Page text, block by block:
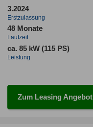
3.2024
Erstzulassung
48 Monate
Laufzeit
ca. 85 kW (115 PS)
Leistung
Zum Leasing Angebot